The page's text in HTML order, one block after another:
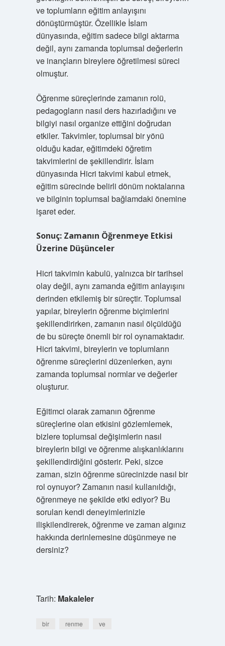
ve toplumların eğitim anlayışını
dönüştürmüştür. Özellikle İslam
dünyasında, eğitim sadece bilgi aktarma
değil, aynı zamanda toplumsal değerlerin
ve inançların bireylere öğretilmesi süreci
olmuştur.
Öğrenme süreçlerinde zamanın rolü,
pedagogların nasıl ders hazırladığını ve
bilgiyi nasıl organize ettiğini doğrudan
etkiler. Takvimler, toplumsal bir yönü
olduğu kadar, eğitimdeki öğretim
takvimlerini de şekillendirir. İslam
dünyasında Hicri takvimi kabul etmek,
eğitim sürecinde belirli dönüm noktalarına
ve bilginin toplumsal bağlamdaki önemine
işaret eder.
Sonuç: Zamanın Öğrenmeye Etkisi
Üzerine Düşünceler
Hicri takvimin kabulü, yalnızca bir tarihsel
olay değil, aynı zamanda eğitim anlayışını
derinden etkilemiş bir süreçtir. Toplumsal
yapılar, bireylerin öğrenme biçimlerini
şekillendirirken, zamanın nasıl ölçüldüğü
de bu süreçte önemli bir rol oynamaktadır.
Hicri takvimi, bireylerin ve toplumların
öğrenme süreçlerini düzenlerken, aynı
zamanda toplumsal normlar ve değerler
oluşturur.
Eğitimci olarak zamanın öğrenme
süreçlerine olan etkisini gözlemlemek,
bizlere toplumsal değişimlerin nasıl
bireylerin bilgi ve öğrenme alışkanlıklarını
şekillendirdiğini gösterir. Peki, sizce
zaman, sizin öğrenme sürecinizde nasıl bir
rol oynuyor? Zamanın nasıl kullanıldığı,
öğrenmeye ne şekilde etki ediyor? Bu
soruları kendi deneyimlerinizle
ilişkilendirerek, öğrenme ve zaman algınız
hakkında derinlemesine düşünmeye ne
dersiniz?
Tarih: Makaleler
bir renme ve